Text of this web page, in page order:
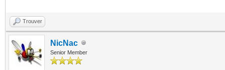
Trouver
NicNac
Senior Member